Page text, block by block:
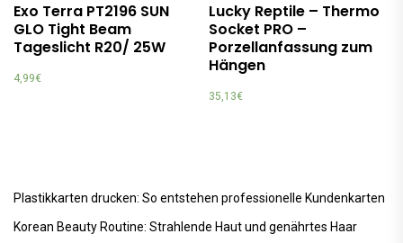
Exo Terra PT2196 SUN
GLO Tight Beam
Tageslicht R20/ 25W
4,99€
Lucky Reptile – Thermo
Socket PRO –
Porzellanfassung zum
Hängen
35,13€
Plastikkarten drucken: So entstehen professionelle Kundenkarten
Korean Beauty Routine: Strahlende Haut und genährtes Haar